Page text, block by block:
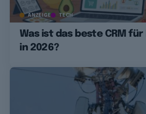
ANZEIGE TECH
Was ist das beste CRM für
in 2026?